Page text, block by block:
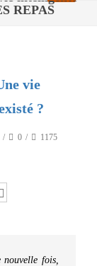
REPAS
vie
?
0 1175
nouvelle fois,